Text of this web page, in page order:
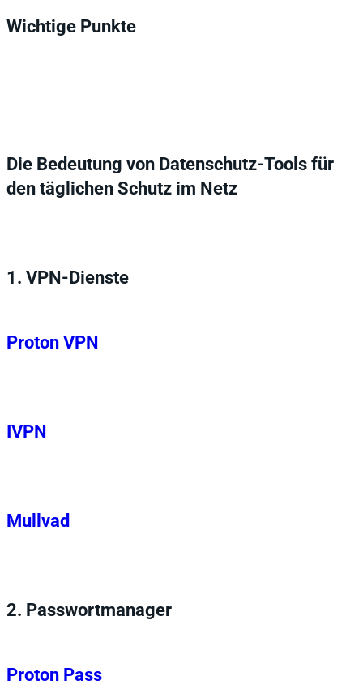
Wichtige Punkte
Die Bedeutung von Datenschutz-Tools für
den täglichen Schutz im Netz
1. VPN-Dienste
Proton VPN
IVPN
Mullvad
2. Passwortmanager
Proton Pass